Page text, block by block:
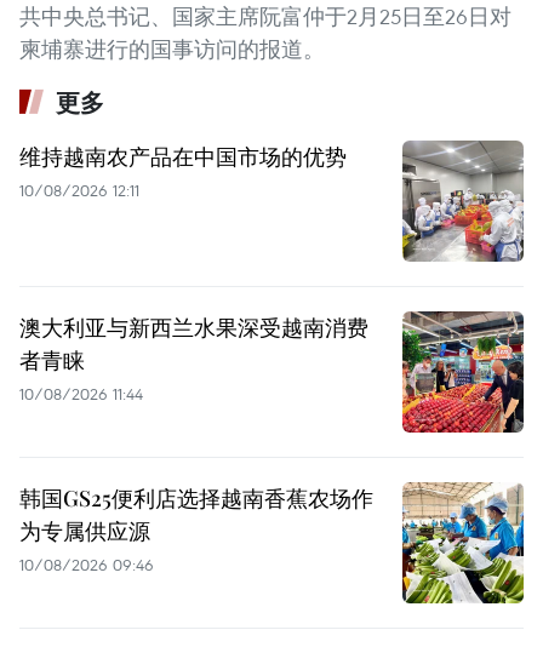
共中央总书记、国家主席阮富仲于2月25日至26日对
柬埔寨进行的国事访问的报道。
更多
维持越南农产品在中国市场的优势
10/08/2026 12:11
澳大利亚与新西兰水果深受越南消费
者青睐
10/08/2026 11:44
韩国GS25便利店选择越南香蕉农场作
为专属供应源
10/08/2026 09:46